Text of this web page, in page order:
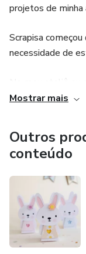
projetos de minha
Scrapisa
necessidade de
a trabalhar com
Brasil.
Mostrar mais
Outros
conteúdo